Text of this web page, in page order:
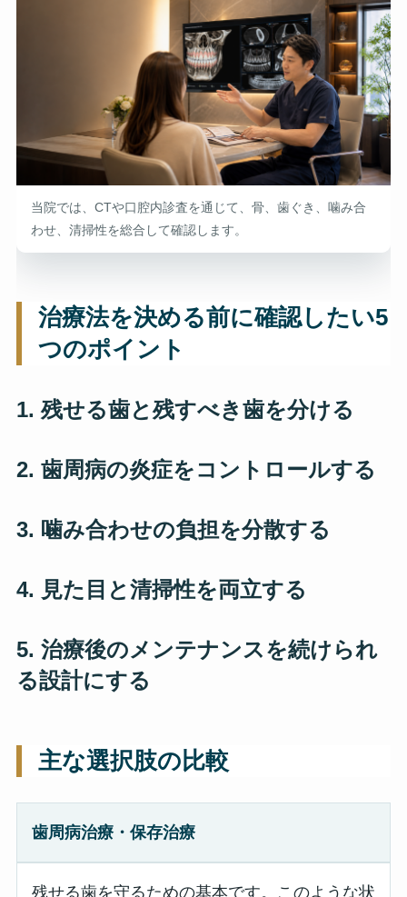
当院では、CTや口腔内診査を通じて、骨、歯ぐき、噛み合
わせ、清掃性を総合して確認します。
治療法を決める前に確認したい5
つのポイント
1. 残せる歯と残すべき歯を分ける
2. 歯周病の炎症をコントロールする
3. 噛み合わせの負担を分散する
4. 見た目と清掃性を両立する
5. 治療後のメンテナンスを続けられ
る設計にする
主な選択肢の比較
歯周病治療・保存治療
残せる歯を守るための基本です。このような状